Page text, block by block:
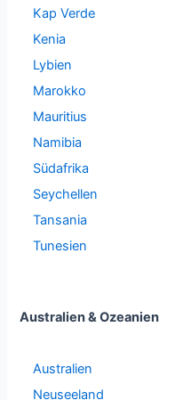
Kap Verde
Kenia
Lybien
Marokko
Mauritius
Namibia
Südafrika
Seychellen
Tansania
Tunesien
Australien & Ozeanien
Australien
Neuseeland